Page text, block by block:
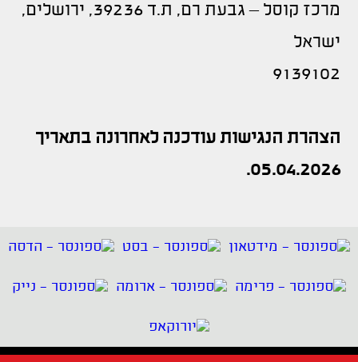
מרכז קוסל – גבעת רם, ת.ד 39236, ירושלים,
ישראל
9139102
הצהרת הנגישות עודכנה לאחרונה בתאריך
05.04.2026.